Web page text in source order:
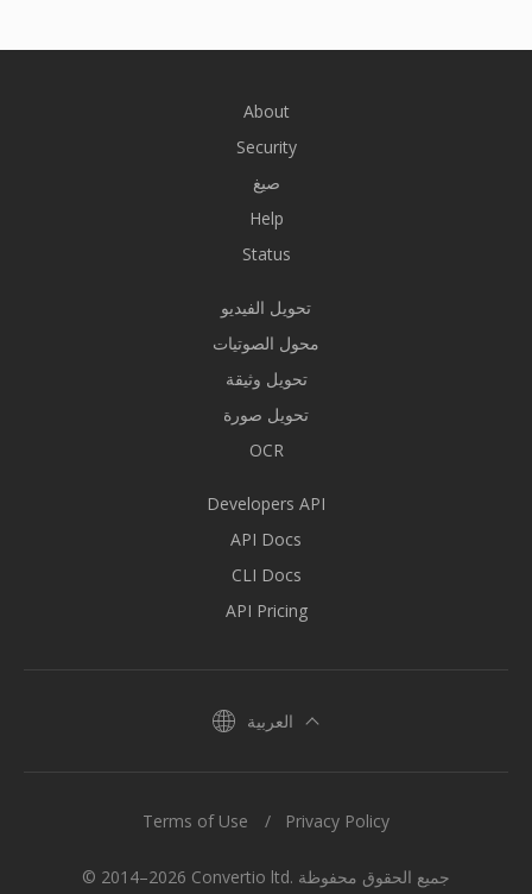
About
Security
صيغ
Help
Status
تحويل الفيديو
محول الصوتيات
تحويل وثيقة
تحويل صورة
OCR
Developers API
API Docs
CLI Docs
API Pricing
العربية
© 2014–2026 Convertio ltd. جميع الحقوق محفوظة
Terms of Use Privacy Policy